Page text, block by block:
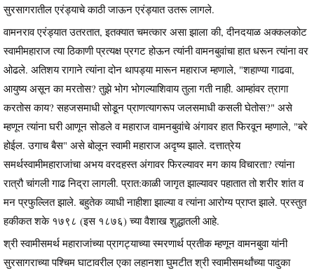
सुरसागरातील एरंड्याचे काठी जाऊन एरंड्यात उतरू लागले.
वामनराव एरंड्यात उतरतात, इतक्यात चमत्कार असा झाला की, दीनदयाळ अक्कलकोट
स्वामीमहाराज त्या ठिकाणी प्रत्यक्ष प्रगट होऊन त्यांनी वामनबुवांचा हात धरून त्यांना वर
ओढले. अतिशय रागाने त्यांना दोन थापड्या मारून महाराज म्हणाले, "शहाण्या गाढवा,
आयुष्य असून का मरतोस? तुझे भोग भोगल्याशिवाय तुला गती नाही. आम्हांवर त्रागा
करतोस काय? सहजसमाधी सोडून प्राणत्यागरूप जलसमाधी कसली घेतोस?" असे
म्हणून त्यांना घरी आणून सोडले व महाराज वामनबुवांचे अंगावर हात फिरवून म्हणाले, "बरे
होईल. उगाच बैस" असे बोलून स्वामी महाराज अदृष्य झाले. दत्तात्रेय
समर्थस्वामीमहाराजांचा अभय वरदहस्त अंगावर फिरल्यावर मग काय विचारता? त्यांना
रात्रौ चांगली गाढ निद्रा लागली. प्रात:काळी जागृत झाल्यावर पहातात तो शरीर शांत व
मन प्रफुल्लित झाले. बहुतेक व्याधी नाहीशा झाल्या व त्यांना आरोग्य प्राप्त झाले. प्रस्तुत
हकीकत शके १७९८ (इस १८७६) च्या वैशाख शुद्धातली आहे.
श्री स्वामीसमर्थ महाराजांच्या प्रागट्याच्या स्मरणार्थ प्रतीक म्हणून वामनबुवा यांनी
सुरसागराच्या पश्चिम घाटावरील एका लहानशा घुमटीत श्री स्वामीसमर्थांच्या पादुका